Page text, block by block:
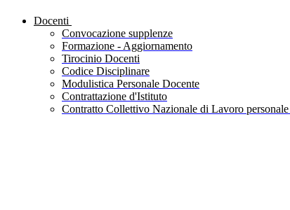
Docenti
Convocazione supplenze
Formazione - Aggiornamento
Tirocinio Docenti
Codice Disciplinare
Modulistica Personale Docente
Contrattazione d'Istituto
Contratto Collettivo Nazionale di Lavoro